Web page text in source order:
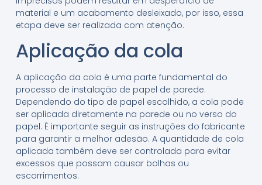
material e um acabamento desleixado, por isso, essa
etapa deve ser realizada com atenção.
Aplicação da cola
A aplicação da cola é uma parte fundamental do
processo de instalação de papel de parede.
Dependendo do tipo de papel escolhido, a cola pode
ser aplicada diretamente na parede ou no verso do
papel. É importante seguir as instruções do fabricante
para garantir a melhor adesão. A quantidade de cola
aplicada também deve ser controlada para evitar
excessos que possam causar bolhas ou
escorrimentos.